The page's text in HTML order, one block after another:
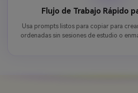
Flujo de Trabajo Rápido
Usa prompts listos para copiar para
ordenadas sin sesiones de estudio o